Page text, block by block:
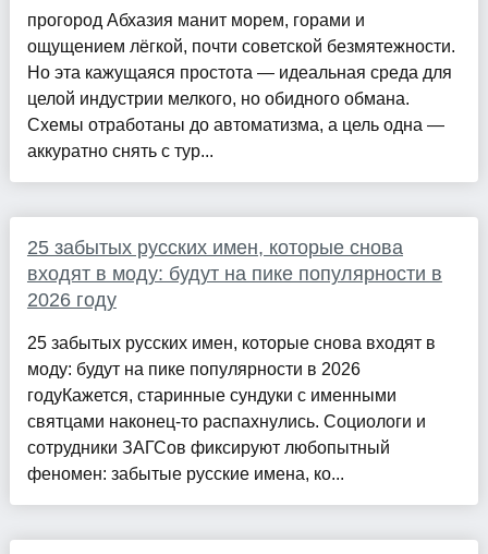
прогород Абхазия манит морем, горами и
ощущением лёгкой, почти советской безмятежности.
Но эта кажущаяся простота — идеальная среда для
целой индустрии мелкого, но обидного обмана.
Схемы отработаны до автоматизма, а цель одна —
аккуратно снять с тур...
25 забытых русских имен, которые снова
входят в моду: будут на пике популярности в
2026 году
25 забытых русских имен, которые снова входят в
моду: будут на пике популярности в 2026
годуКажется, старинные сундуки с именными
святцами наконец-то распахнулись. Социологи и
сотрудники ЗАГСов фиксируют любопытный
феномен: забытые русские имена, ко...